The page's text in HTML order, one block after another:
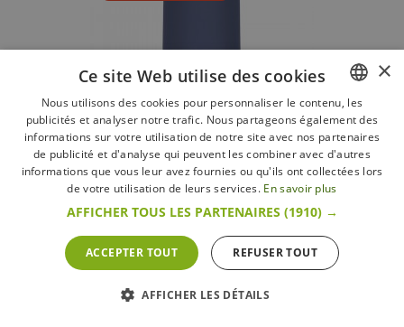
Spice Mill Moulin à Muscade et à Epices Gris Bleu Denim
Mat 12 cm
Microplane
FRENCH
DUTCH
×
Ce site Web utilise des cookies
Nous utilisons des cookies pour personnaliser le contenu, les
publicités et analyser notre trafic. Nous partageons également des
informations sur votre utilisation de notre site avec nos partenaires
de publicité et d'analyse qui peuvent les combiner avec d'autres
informations que vous leur avez fournies ou qu'ils ont collectées lors
de votre utilisation de leurs services. En savoir plus
AFFICHER TOUS LES PARTENAIRES (1910) →
ACCEPTER TOUT REFUSER TOUT
AFFICHER LES DÉTAILS